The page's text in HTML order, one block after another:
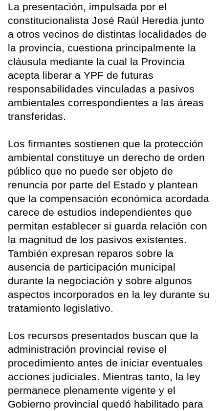
La presentación, impulsada por el
constitucionalista José Raúl Heredia junto
a otros vecinos de distintas localidades de
la provincia, cuestiona principalmente la
cláusula mediante la cual la Provincia
acepta liberar a YPF de futuras
responsabilidades vinculadas a pasivos
ambientales correspondientes a las áreas
transferidas.
Los firmantes sostienen que la protección
ambiental constituye un derecho de orden
público que no puede ser objeto de
renuncia por parte del Estado y plantean
que la compensación económica acordada
carece de estudios independientes que
permitan establecer si guarda relación con
la magnitud de los pasivos existentes.
También expresan reparos sobre la
ausencia de participación municipal
durante la negociación y sobre algunos
aspectos incorporados en la ley durante su
tratamiento legislativo.
Los recursos presentados buscan que la
administración provincial revise el
procedimiento antes de iniciar eventuales
acciones judiciales. Mientras tanto, la ley
permanece plenamente vigente y el
Gobierno provincial quedó habilitado para